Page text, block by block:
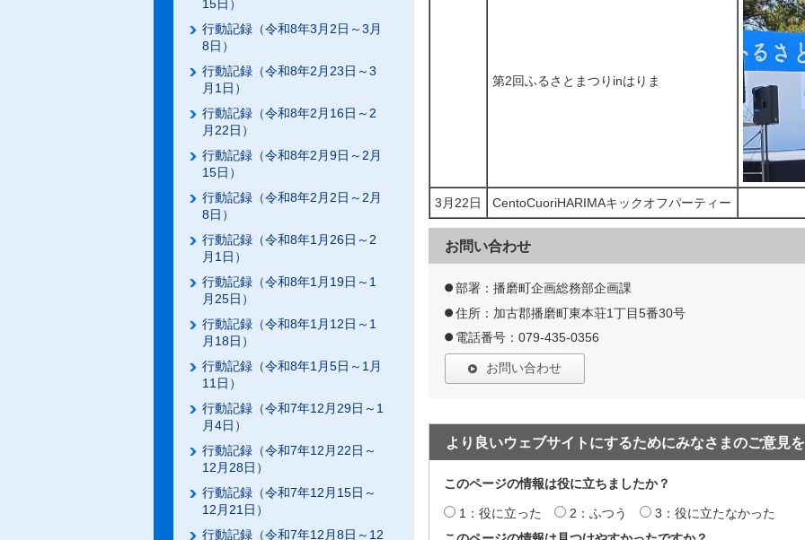
15日）
行動記録（令和8年3月2日～3月
8日）
行動記録（令和8年2月23日～3
月1日）
行動記録（令和8年2月16日～2
月22日）
行動記録（令和8年2月9日～2月
15日）
行動記録（令和8年2月2日～2月
8日）
行動記録（令和8年1月26日～2
月1日）
行動記録（令和8年1月19日～1
月25日）
行動記録（令和8年1月12日～1
月18日）
行動記録（令和8年1月5日～1月
11日）
行動記録（令和7年12月29日～1
月4日）
行動記録（令和7年12月22日～
12月28日）
行動記録（令和7年12月15日～
12月21日）
行動記録（令和7年12月8日～12
第2回ふるさとまつりinはりま
3月22日 CentoCuoriHARIMAキックオフパーティー
お問い合わせ
部署：播磨町企画総務部企画課
住所：加古郡播磨町東本荘1丁目5番30号
電話番号：079-435-0356
お問い合わせ
より良いウェブサイトにするためにみなさまのご意見
このページの情報は役に立ちましたか？
1：役に立った 2：ふつう
3：役に立たなかった